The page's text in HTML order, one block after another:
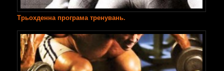
Трьохденна програма тренувань.